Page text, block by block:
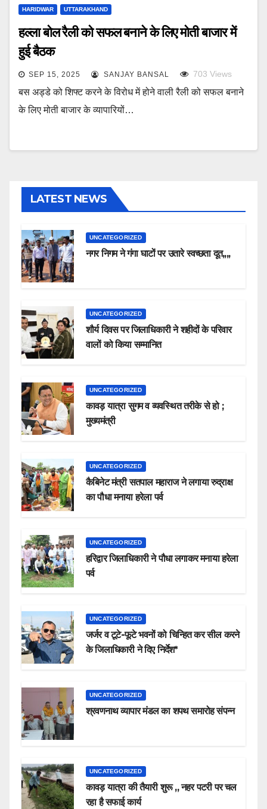
HARIDWAR UTTARAKHAND
हल्ला बोल रैली को सफल बनाने के लिए मोती बाजार में
हुई बैठक
SEP 15, 2025 SANJAY BANSAL 703 Views
बस अड्डे को शिफ्ट करने के विरोध में होने वाली रैली को सफल बनाने
के लिए मोती बाजार के व्यापारियों…
LATEST NEWS
UNCATEGORIZED
नगर निगम ने गंगा घाटों पर उतारे स्वच्छता दूत,,,,
UNCATEGORIZED
शौर्य दिवस पर जिलाधिकारी ने शहीदों के परिवार
वालों को किया सम्मानित
UNCATEGORIZED
कावड़ यात्रा सुगम व व्यवस्थित तरीके से हो ;
मुख्यमंत्री
UNCATEGORIZED
कैबिनेट मंत्री सतपाल महाराज ने लगाया रुद्राक्ष
का पौधा मनाया हरेला पर्व
UNCATEGORIZED
हरिद्वार जिलाधिकारी ने पौधा लगाकर मनाया हरेला
पर्व
UNCATEGORIZED
जर्जर व टूटे-फूटे भवनों को चिन्हित कर सील करने
के जिलाधिकारी ने दिए निर्देश*
UNCATEGORIZED
श्रवणनाथ व्यापार मंडल का शपथ समारोह संपन्न
UNCATEGORIZED
कावड़ यात्रा की तैयारी शुरू ,, नहर पटरी पर चल
रहा है सफाई कार्य